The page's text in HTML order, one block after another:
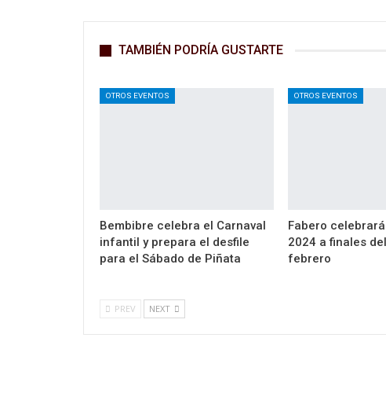
TAMBIÉN PODRÍA GUSTARTE
OTROS EVENTOS
Bembibre celebra el Carnaval
infantil y prepara el desfile
para el Sábado de Piñata
OTROS EVENTOS
Fabero
2024 a finales
febrero
PREV NEXT